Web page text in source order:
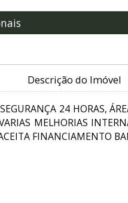
Descrição do Imóvel
24 HORAS,
MELHORIAS
FINANCIAMENTO